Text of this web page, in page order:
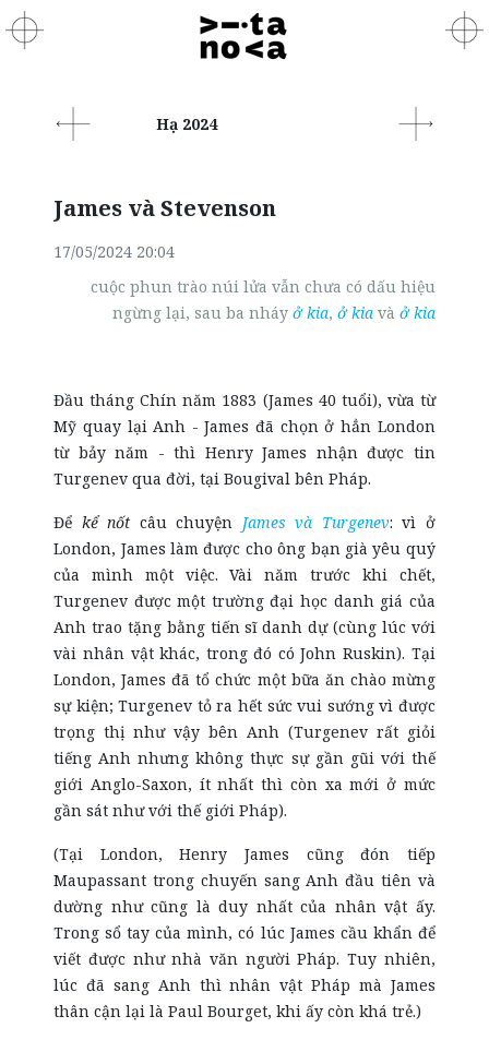
Hạ 2024
James và Stevenson
17/05/2024 20:04
cuộc phun trào núi lửa vẫn chưa có dấu hiệu
ngừng lại, sau ba nháyở kia, ở kiavà ở kia
Đầu tháng Chín năm 1883 (James 40 tuổi), vừa từ
Mỹ quay lại Anh - James đã chọn ở hẳn London
từ bảy năm - thì Henry James nhận được tin
Turgenev qua đời, tại Bougival bên Pháp.
Để kể nốt câu chuyện James và Turgenev: vì ở
London, James làm được cho ông bạn già yêu quý
của mình một việc. Vài năm trước khi chết,
Turgenev được một trường đại học danh giá của
Anh trao tặng bằng tiến sĩ danh dự (cùng lúc với
vài nhân vật khác, trong đó có John Ruskin). Tại
London, James đã tổ chức một bữa ăn chào mừng
sự kiện; Turgenev tỏ ra hết sức vui sướng vì được
trọng thị như vậy bên Anh (Turgenev rất giỏi
tiếng Anh nhưng không thực sự gần gũi với thế
giới Anglo-Saxon, ít nhất thì còn xa mới ở mức
gần sát như với thế giới Pháp).
(Tại London, Henry James cũng đón tiếp
Maupassant trong chuyến sang Anh đầu tiên và
dường như cũng là duy nhất của nhân vật ấy.
Trong sổ tay của mình, có lúc James cầu khẩn để
viết được như nhà văn người Pháp. Tuy nhiên,
lúc đã sang Anh thì nhân vật Pháp mà James
thân cận lại là Paul Bourget, khi ấy còn khá trẻ.)